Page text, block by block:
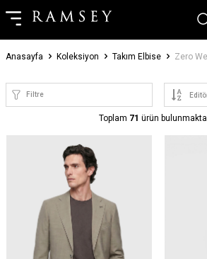
Anasayfa Koleksiyon Takım Elbise Zero
Filtre
Toplam 71 ürün